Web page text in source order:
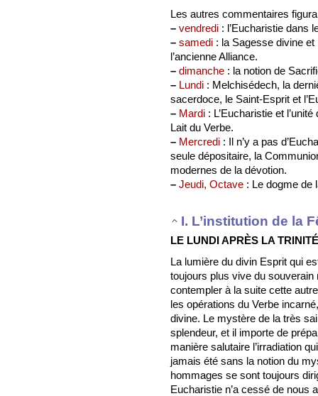
Les autres commentaires
– vendredi : l’Eucharistie dans
– samedi : la Sagesse divine
l’ancienne Alliance.
– dimanche : la notion de
– Lundi : Melchisédech, la
sacerdoce, le Saint-Esprit et
– Mardi : L’Eucharistie et
Lait du Verbe.
– Mercredi : Il n’y a pas
seule dépositaire, la
modernes de la dévotion.
– Jeudi, Octave : Le dogme de
I. L’institution de la
LE LUNDI APRÈS LA
La lumière du divin Esprit qui
toujours plus vive du souverain
contempler à la suite cette
les opérations du Verbe
divine. Le mystère de la très
splendeur, et il importe de
manière salutaire l’irradiation
jamais été sans la notion du
hommages se sont toujours
Eucharistie n’a cessé de nous